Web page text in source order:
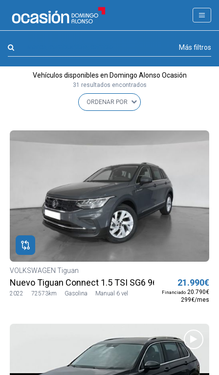
FILTROS
APPROVED
Marca (1)
(0)
Precio y cuota (0)
Carrocería, año y Kms. (0)
Más filtros
Vehículos disponibles en Domingo Alonso Ocasión
31 resultados encontrados
VOLKSWAGEN Tiguan
Nuevo Tiguan Connect 1.5 TSI SG6 96 kW (130 CV)
2022 72573km Gasolina Manual 6 vel
21.990€
Financiado 20.790€
299€/mes